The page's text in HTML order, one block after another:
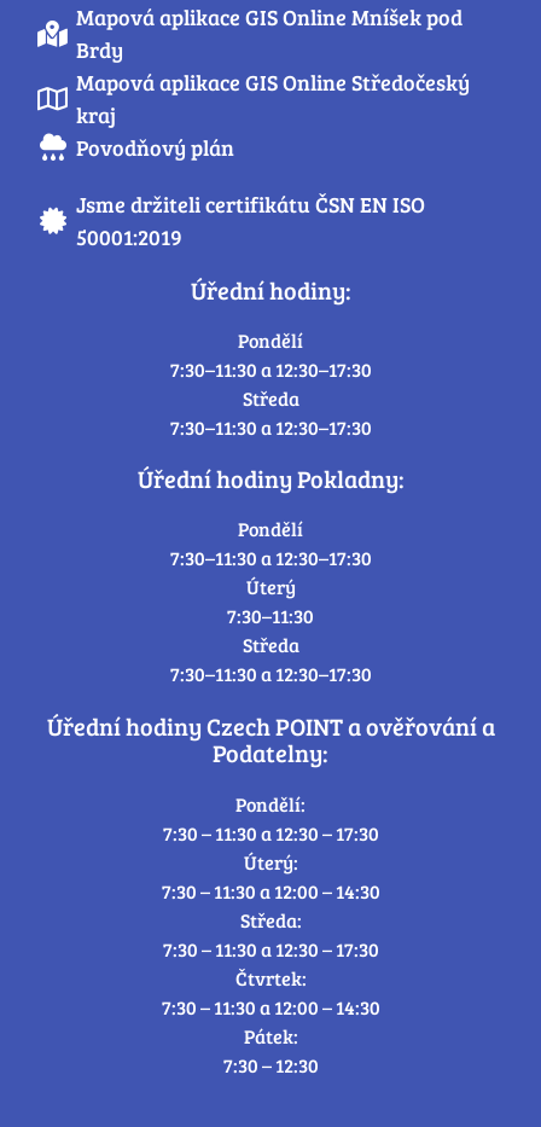
Mapová aplikace GIS Online Mníšek pod
Brdy
Mapová aplikace GIS Online Středočeský
kraj
Povodňový plán
Jsme držiteli certifikátu ČSN EN ISO
50001:2019
Úřední hodiny:
Pondělí
7:30–11:30 a 12:30–17:30
Středa
7:30–11:30 a 12:30–17:30
Úřední hodiny Pokladny:
Pondělí
7:30–11:30 a 12:30–17:30
Úterý
7:30–11:30
Středa
7:30–11:30 a 12:30–17:30
Úřední hodiny Czech POINT a ověřování a
Podatelny:
Pondělí:
7:30 – 11:30 a 12:30 – 17:30
Úterý:
7:30 – 11:30 a 12:00 – 14:30
Středa:
7:30 – 11:30 a 12:30 – 17:30
Čtvrtek:
7:30 – 11:30 a 12:00 – 14:30
Pátek:
7:30 – 12:30